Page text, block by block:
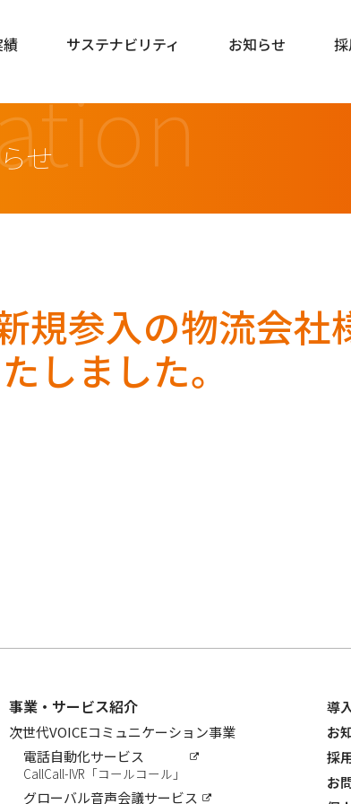
サステナビリティ お知らせ
せ
規参入の物流会社
しました。
事業・サービス紹介
次世代VOICEコミュニケーション事業
電話自動化サービス
CallCall-IVR「コールコール」
グローバル音声会議サービス
導
お
採
お